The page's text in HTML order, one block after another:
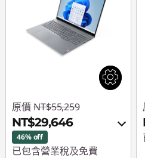
原價 NT$55,259
NT$29,646
46% off
已包含營業稅及免費